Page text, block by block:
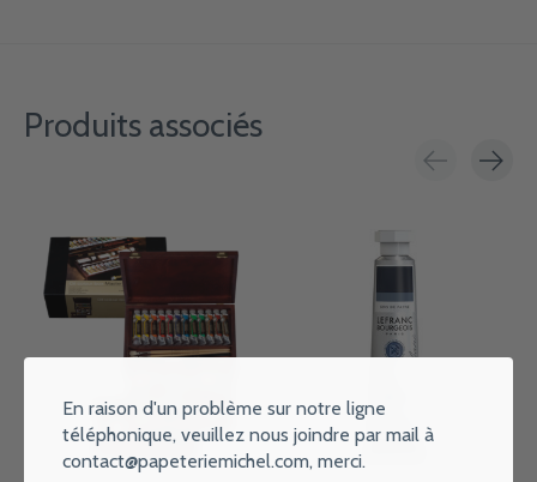
Produits associés
En raison d'un problème sur notre ligne
téléphonique, veuillez nous joindre par mail à
contact@papeteriemichel.com, merci.